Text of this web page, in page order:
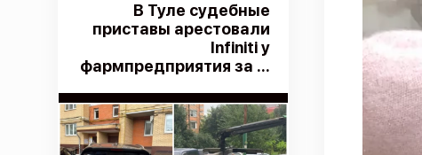
В Туле судебные
приставы арестовали
Infiniti у
фармпредприятия за ...